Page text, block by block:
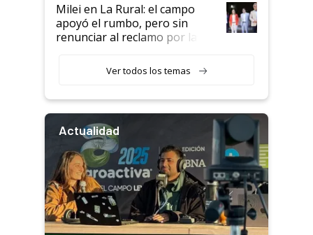
Milei en La Rural: el campo
apoyó el rumbo, pero sin
renunciar al reclamo por las
Ver todos los temas
Actualidad